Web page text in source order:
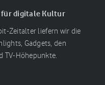
für digitale Kultur
Zeitalter liefern wir die
Gadgets, den
TV-Höhepunkte.